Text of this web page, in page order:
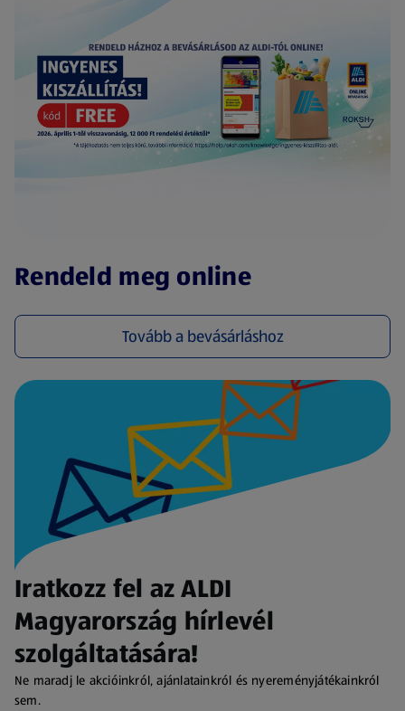
Rendeld meg online
Tovább a bevásárláshoz
(új oldalon nyílik meg)
Iratkozz fel az ALDI
Magyarország hírlevél
szolgáltatására!
Ne maradj le akcióinkról, ajánlatainkról és nyereményjátékainkról
sem.